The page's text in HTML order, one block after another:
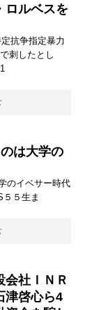
ロルベスを
抗争指定暴力
刺したとし
は大学の
のイベサー時代
５生ま
会社ＩＮＲ
津啓心ら4